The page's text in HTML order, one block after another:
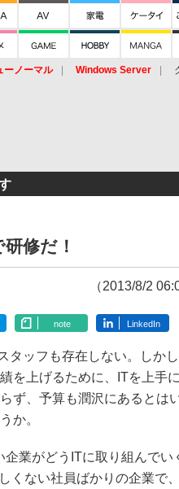
ーノーマル Windows Server
修だ！
（2013/8/2
note LinkedIn
ッフも存在しない。しかし
を上げるために、ITを上手
ず、予算も潤沢にあるとは
か。
業がどうITに取り組んでい
くない社員ばかりの企業で